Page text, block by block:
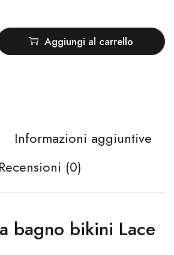
Aggiungi al carrello
Informazioni aggiuntive
Recensioni (0)
bagno bikini Lace